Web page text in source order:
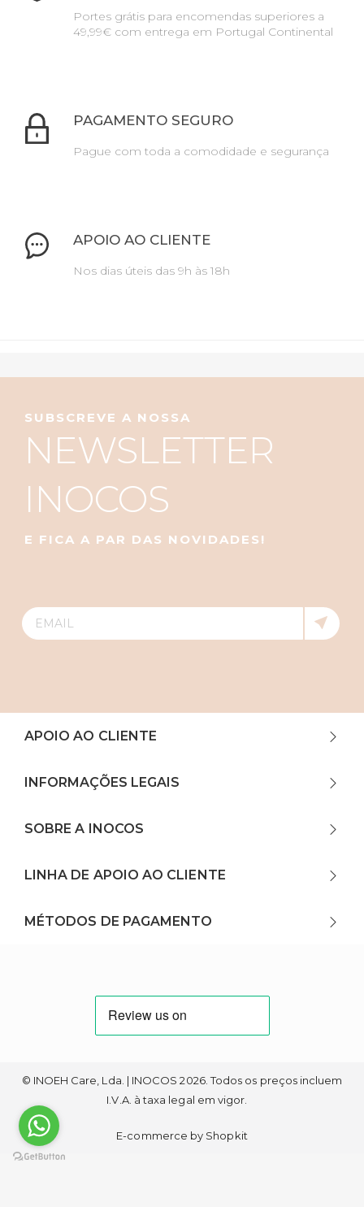
Portes grátis para encomendas superiores a
49,99€ com entrega em Portugal Continental
PAGAMENTO SEGURO
Pague com toda a comodidade e segurança
APOIO AO CLIENTE
Nos dias úteis das 9h às 18h
SUBSCREVE A NOSSA
NEWSLETTER
INOCOS
E FICA A PAR DAS NOVIDADES!
APOIO AO CLIENTE
INFORMAÇÕES LEGAIS
SOBRE A INOCOS
LINHA DE APOIO AO CLIENTE
MÉTODOS DE PAGAMENTO
© INOEH Care, Lda. | INOCOS 2026. Todos os preços incluem
I.V.A. à taxa legal em vigor.
E-commerce by Shopkit